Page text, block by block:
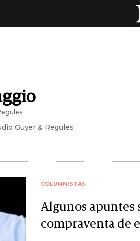
Guyer & Regules
COLUMNISTAS
Algunos apuntes
compraventa de